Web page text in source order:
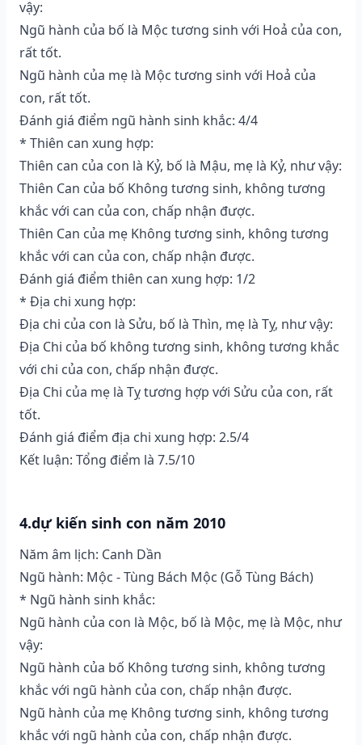
vậy:
Ngũ hành của bố là Mộc tương sinh với Hoả của con,
rất tốt.
Ngũ hành của mẹ là Mộc tương sinh với Hoả của
con, rất tốt.
Đánh giá điểm ngũ hành sinh khắc: 4/4
* Thiên can xung hợp:
Thiên can của con là Kỷ, bố là Mậu, mẹ là Kỷ, như vậy:
Thiên Can của bố Không tương sinh, không tương
khắc với can của con, chấp nhận được.
Thiên Can của mẹ Không tương sinh, không tương
khắc với can của con, chấp nhận được.
Đánh giá điểm thiên can xung hợp: 1/2
* Địa chi xung hợp:
Địa chi của con là Sửu, bố là Thìn, mẹ là Tỵ, như vậy:
Địa Chi của bố không tương sinh, không tương khắc
với chi của con, chấp nhận được.
Địa Chi của mẹ là Tỵ tương hợp với Sửu của con, rất
tốt.
Đánh giá điểm địa chi xung hợp: 2.5/4
Kết luận: Tổng điểm là 7.5/10
4.dự kiến sinh con năm 2010
Năm âm lịch: Canh Dần
Ngũ hành: Mộc - Tùng Bách Mộc (Gỗ Tùng Bách)
* Ngũ hành sinh khắc:
Ngũ hành của con là Mộc, bố là Mộc, mẹ là Mộc, như
vậy:
Ngũ hành của bố Không tương sinh, không tương
khắc với ngũ hành của con, chấp nhận được.
Ngũ hành của mẹ Không tương sinh, không tương
khắc với ngũ hành của con, chấp nhận được.